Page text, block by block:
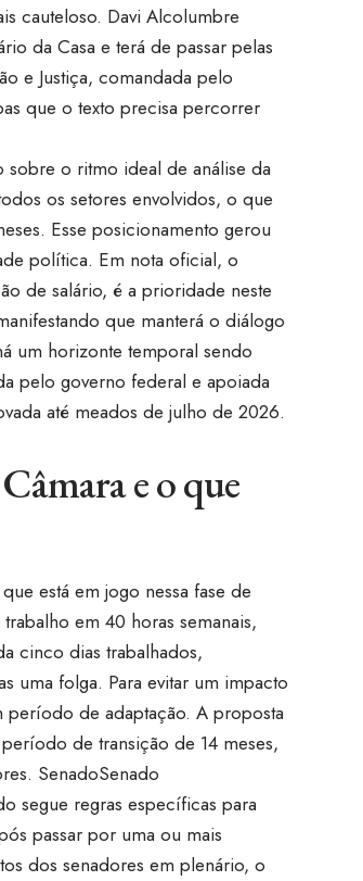
cauteloso. Davi Alcolumbre
da Casa e terá de passar pelas
e Justiça, comandada pelo
que o texto precisa percorrer
o ritmo ideal de análise da
os setores envolvidos, o que
Esse posicionamento gerou
política. Em nota oficial, o
de salário, é a prioridade neste
que manterá o diálogo
um horizonte temporal sendo
pelo governo federal e apoiada
até meados de julho de 2026.
e o que
está em jogo nessa fase de
em 40 horas semanais,
cinco dias trabalhados,
uma folga. Para evitar um impacto
de adaptação. A proposta
de transição de 14 meses,
SenadoSenado
segue regras específicas para
passar por uma ou mais
dos senadores em plenário, o